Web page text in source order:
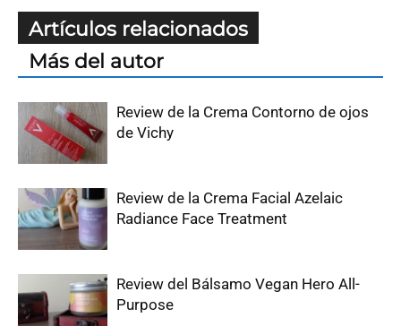
Artículos relacionados
Más del autor
Review de la Crema Contorno de ojos
de Vichy
Review de la Crema Facial Azelaic
Radiance Face Treatment
Review del Bálsamo Vegan Hero All-
Purpose